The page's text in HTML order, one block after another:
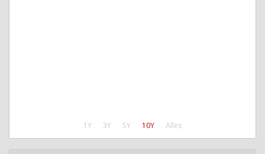
1Y 3Y 5Y 10Y Alles